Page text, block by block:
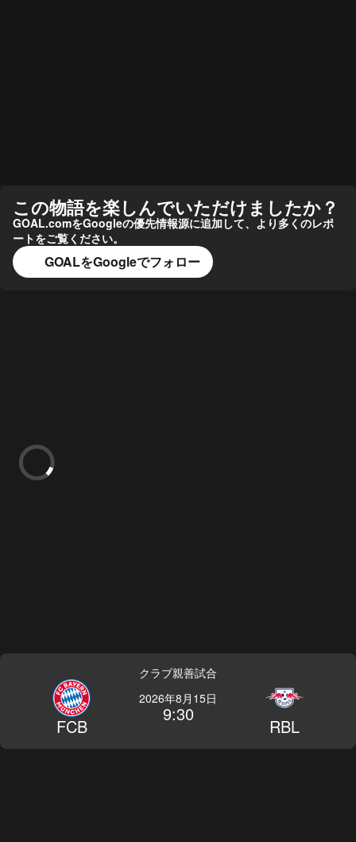
この物語を楽しんでいただけましたか？
GOAL.comをGoogleの優先情報源に追加して、より多くのレポ
ートをご覧ください。
GOALをGoogleでフォロー
クラブ親善試合
FCB
2026年8月15日
9:30
RBL